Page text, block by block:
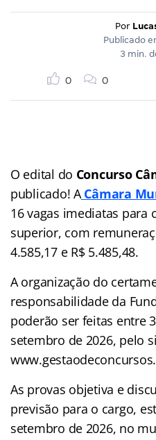
Por
Publicado
3 min.
0 0
O edital do Concurso
publicado! ACâmara
16 vagas imediatas para
superior, com
4.585,17 e R$ 5.485,48.
A organização do
responsabilidade da
poderão ser feitas entre
setembro de 2026, pelo
As provas objetiva e
previsão para o cargo,
setembro de 2026, no